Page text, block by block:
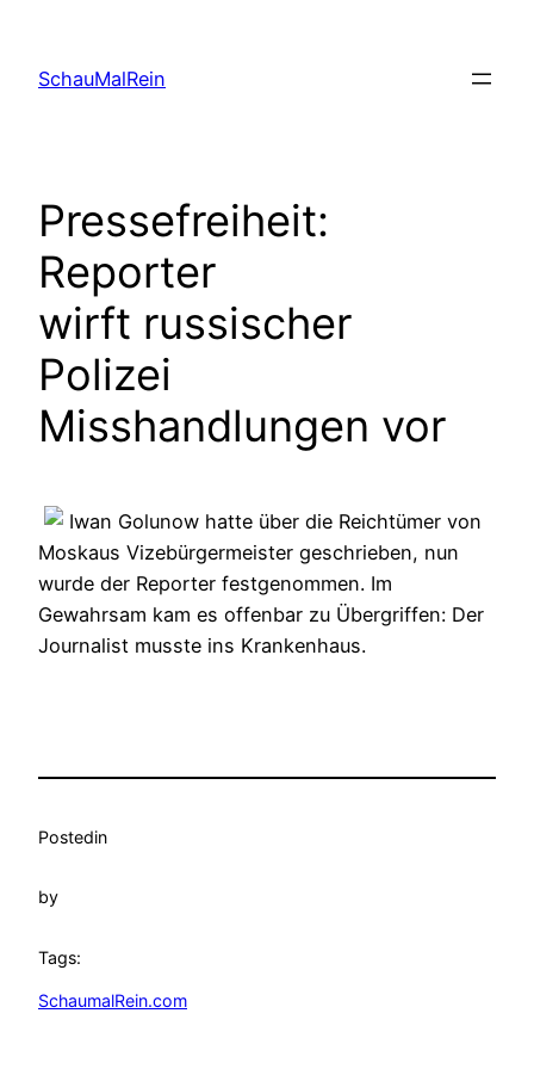
content
SchauMalRein
Pressefreiheit:
Reporter
wirft russischer
Polizei
Misshandlungen vor
Iwan Golunow hatte über die Reichtümer von
Moskaus Vizebürgermeister geschrieben, nun
wurde der Reporter festgenommen. Im
Gewahrsam kam es offenbar zu Übergriffen: Der
Journalist musste ins Krankenhaus.
Postedin
by
Tags:
SchaumalRein.com